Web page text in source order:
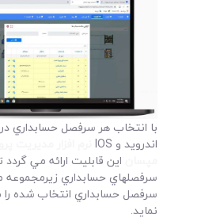
با انتخاب هر سرفصل حسابداري
اندرويد و IOS
اين قابليت ارائه مي گردد
سرفصلهاي حسابداري
سرفصل حسابداري انتخاب شده
نمايد.